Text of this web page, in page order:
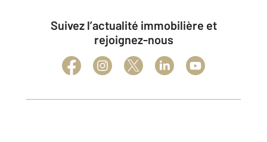
Suivez l’actualité immobilière et
rejoignez-nous